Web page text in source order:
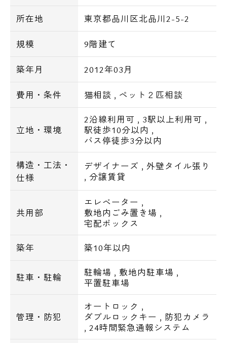
■TVモニター付インターホン
■システムキッチン、ガスコンロ2口
■24時間換気
■独立洗面台
■シャワートイレ
■バストイレ別
■浴室換気乾燥暖房機
■BS・CS110°(別途費用等)
■シーファイブ(無料)
■フレッツ光(別途費用等)
■交通アクセス
京急本線 北品川 / 徒歩7分
京急本線 新馬場 / 徒歩6分
東京モノレール 天王洲アイル / 徒歩11
分
セブンイレブン・・・徒歩2分
まいばすけっと・・・徒歩3分
所在地 東京都品川区北品川2-5-2
規模 9階建て
築年月 2012年03月
費用・条件 猫相談 , ペット２匹相談
立地・環境
2沿線利用可 , 3駅以上利用可 ,
駅徒歩10分以内 ,
バス停徒歩3分以内
構造・工法・
仕様
デザイナーズ , 外壁タイル張り
, 分譲賃貸
共用部
エレベーター ,
敷地内ごみ置き場 ,
宅配ボックス
築年 築10年以内
駐車・駐輪 駐輪場 , 敷地内駐車場 ,
平置駐車場
管理・防犯
オートロック ,
ダブルロックキー , 防犯カメラ
,24時間緊急通報システム